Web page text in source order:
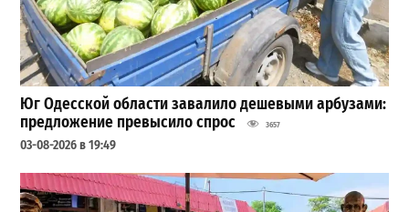
Юг Одесской области завалило дешевыми арбузами:
предложение превысило спрос
3657
03-08-2026 в 19:49